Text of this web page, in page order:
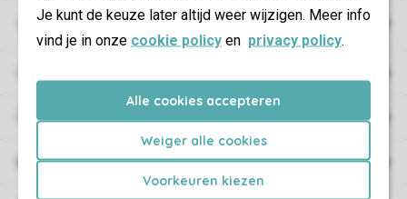
Je kunt de keuze later altijd weer wijzigen. Meer info
vind je in onze cookie policy en privacy policy.
Alle cookies accepteren
Weiger alle cookies
Voorkeuren kiezen
Campings
Promotions
Information de réservation